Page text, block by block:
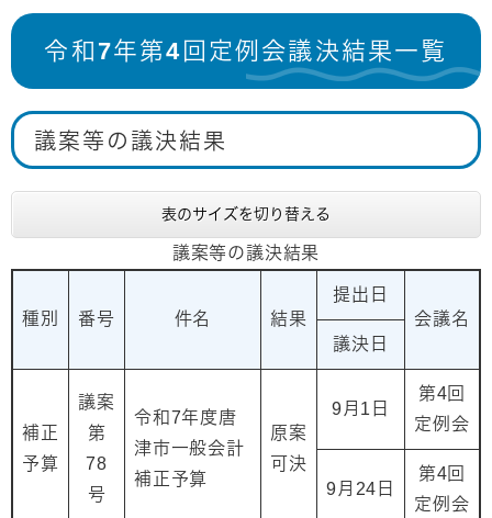
令和7年第4回定例会議決結果一覧
議案等の議決結果
表のサイズを切り替える
議案等の議決結果
種別 番号 件名 結果
提出日
会議名
議決日
補正
予算
議案
第
78
号
令和7年度唐
津市一般会計
補正予算
原案
可決
9月1日
第4回
定例会
9月24日
第4回
定例会